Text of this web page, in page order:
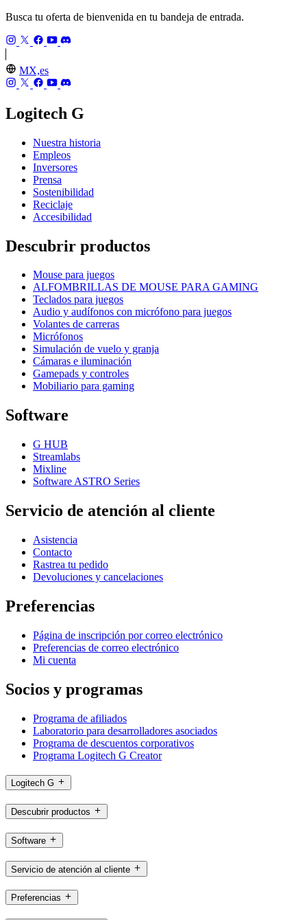
Busca tu oferta de bienvenida en tu bandeja de entrada.
MX,es
Logitech G
Nuestra historia
Empleos
Inversores
Prensa
Sostenibilidad
Reciclaje
Accesibilidad
Descubrir productos
Mouse para juegos
ALFOMBRILLAS DE MOUSE PARA GAMING
Teclados para juegos
Audio y audífonos con micrófono para juegos
Volantes de carreras
Micrófonos
Simulación de vuelo y granja
Cámaras e iluminación
Gamepads y controles
Mobiliario para gaming
Software
G HUB
Streamlabs
Mixline
Software ASTRO Series
Servicio de atención al cliente
Asistencia
Contacto
Rastrea tu pedido
Devoluciones y cancelaciones
Preferencias
Página de inscripción por correo electrónico
Preferencias de correo electrónico
Mi cuenta
Socios y programas
Programa de afiliados
Laboratorio para desarrolladores asociados
Programa de descuentos corporativos
Programa Logitech G Creator
Logitech G
Descubrir productos
Software
Servicio de atención al cliente
Preferencias